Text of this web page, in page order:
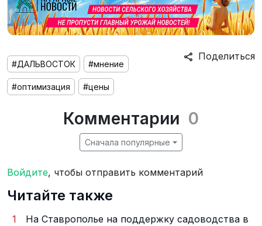
Поделиться
#ДАЛЬВОСТОК #мнение
#оптимизация #цены
Комментарии 0
Сначала популярные
Войдите, чтобы отправить комментарий
Читайте также
1
На Ставрополье на поддержку садоводства в